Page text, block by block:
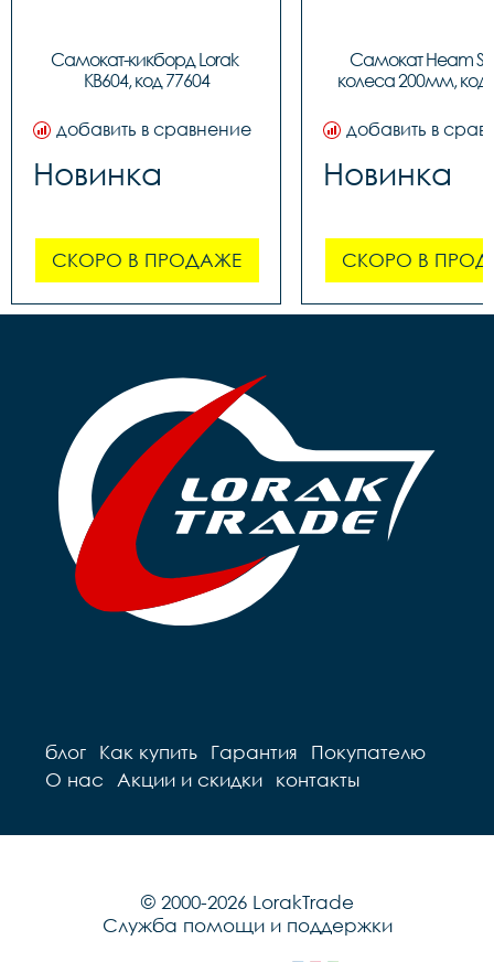
Самокат-кикборд Lorak
KB604, код 77604
добавить в сравнение
Новинка
СКОРО В ПРОДАЖЕ
Самокат Heam
колеса 200мм, код
добавить в
Новинка
СКОРО В
блог Как купить Гарантия
Покупателю
О нас
Акции и скидки контакты
© 2000-2026 LorakTrade
Служба помощи и поддержки